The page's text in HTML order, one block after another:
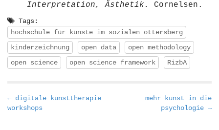
Interpretation, Ästhetik.
Cornelsen.
Tags:
hochschule für künste im sozialen ottersberg
kinderzeichnung
open data
open methodology
open science
open science framework RizbA
P
o
← digitale kunsttherapie
workshops
mehr kunst in die
psychologie →